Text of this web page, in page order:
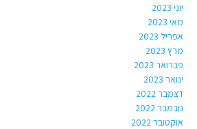
יוני 2023
מאי 2023
אפריל 2023
מרץ 2023
פברואר 2023
ינואר 2023
דצמבר 2022
נובמבר 2022
אוקטובר 2022